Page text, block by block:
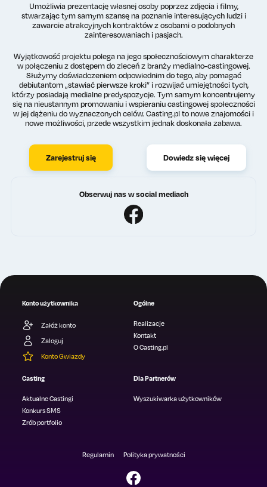
Umożliwia prezentację własnej osoby poprzez zdjęcia i filmy,
stwarzając tym samym szansę na poznanie interesujących ludzi i
zawarcie atrakcyjnych kontraktów z osobami o podobnych
zainteresowaniach i pasjach.
Wyjątkowość projektu polega na jego społecznościowym charakterze
w połączeniu z dostępem do zleceń z branży medialno-castingowej.
Służymy doświadczeniem odpowiednim do tego, aby pomagać
debiutantom „stawiać pierwsze kroki” i rozwijać umiejętności tych,
którzy posiadają medialne predyspozycje. Tym samym koncentrujemy
się na nieustannym promowaniu i wspieraniu castingowej społeczności
w jej dążeniu do wyznaczonych celów. Casting.pl to nowe znajomości i
nowe możliwości, przede wszystkim jednak doskonała zabawa.
Zarejestruj się Dowiedz się więcej
Obserwuj nas w social mediach
Konto użytkownika
Załóż konto
Zaloguj
Konto Gwiazdy
Ogólne
Realizacje
Kontakt
O Casting.pl
Casting
Aktualne Castingi
Konkurs SMS
Zrób portfolio
Dla Partnerów
Wyszukiwarka użytkowników
Regulamin Polityka prywatności